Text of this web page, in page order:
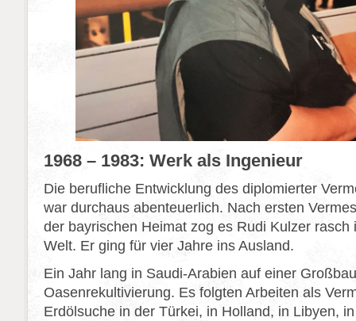
1968 – 1983: Werk als Ingenieur
Die berufliche Entwicklung des diplomierter
war durchaus abenteuerlich. Nach ersten
der bayrischen Heimat zog es Rudi Kulzer rasch
Welt. Er ging für vier Jahre ins Ausland.
Ein Jahr lang in Saudi-Arabien auf einer
Oasenrekultivierung. Es folgten Arbeiten als
Erdölsuche in der Türkei, in Holland, in Libyen,